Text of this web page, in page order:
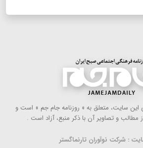
این سایت، متعلق به « روزنامه جام جم » است و
مطالب و تصاویر آن با ذكر منبع، آزاد است .
: شرکت نوآوران تارنماگستر